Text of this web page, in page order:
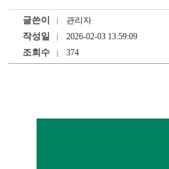
글쓴이 관리자
작성일 2026-02-03 13:59:09
조회수 374